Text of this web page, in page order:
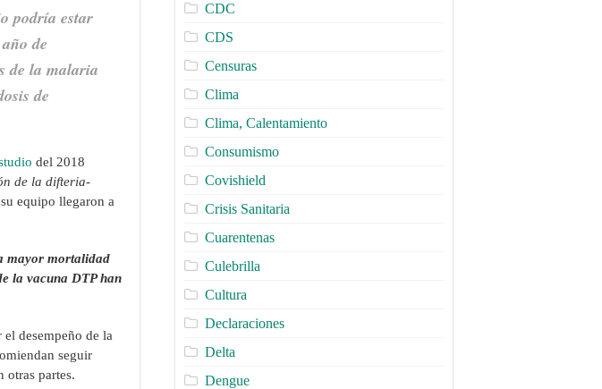
podría estar
de
de la malaria
de
del 2018
de la difteria-
equipo llegaron a
mayor mortalidad
la vacuna DTP han
desempeño de la
seguir
otras partes.
CDC
CDS
Censuras
Clima
Clima, Calentamiento
Consumismo
Covishield
Crisis Sanitaria
Cuarentenas
Culebrilla
Cultura
Declaraciones
Delta
Dengue